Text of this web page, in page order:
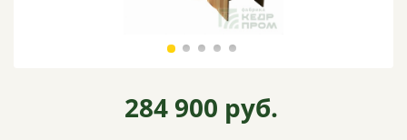
284 900 руб.